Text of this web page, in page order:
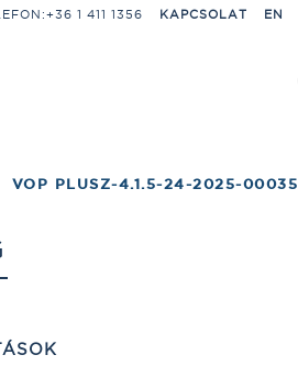
1 411 1356 KAPCSOLAT EN
VOP PLUSZ-4.1.5-24-2025-00035